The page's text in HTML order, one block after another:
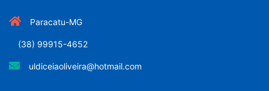
Paracatu-MG
(38) 99915-4652
uldiceiaoliveira@hotmail.com